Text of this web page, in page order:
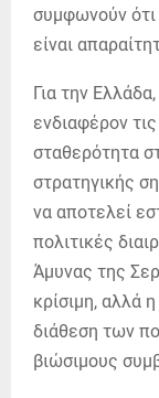
συμφωνούν ότι
είναι
Για την
ενδιαφέρον
σταθερότητα
στρατηγικής
να αποτελεί
πολιτικές
Άμυνας της
κρίσιμη, αλλά
διάθεση των
βιώσιμους